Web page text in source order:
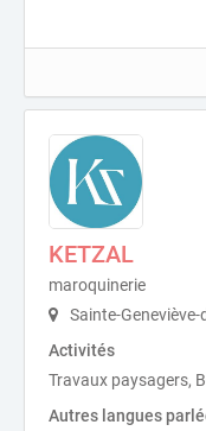
KETZAL
maroquinerie
Sainte-
Activités
Travaux paysagers,
Autres langues